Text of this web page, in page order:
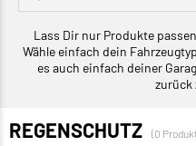
Lass Dir nur Produkte
Wähle einfach dein
es auch einfach deiner
zurück
REGENSCHUTZ (0